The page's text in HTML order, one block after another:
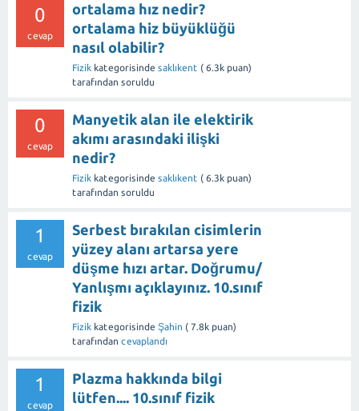
0
cevap
ortalama hız nedir?
ortalama hiz büyüklüğü
nasıl olabilir?
Fizik kategorisinde saklıkent ( 6.3k puan)
tarafından soruldu
0
cevap
Manyetik alan ile elektirik
akımı arasındaki ilişki
nedir?
Fizik kategorisinde saklıkent ( 6.3k puan)
tarafından soruldu
1
cevap
Serbest bırakılan cisimlerin
yüzey alanı artarsa yere
düşme hızı artar. Doğrumu/
Yanlışmı açıklayınız. 10.sınıf
fizik
Fizik kategorisinde Şahin ( 7.8k puan)
tarafından cevaplandı
1
cevap
Plazma hakkında bilgi
lütfen.... 10.sınıf fizik